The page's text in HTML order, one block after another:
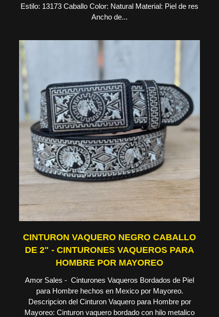
Estilo: 13173 Caballo Color: Natural Material: Piel de res
Ancho de...
CINTURON VAQUERO NEGRO CABALLO
DE 2" - CINTURONES VAQUEROS PARA
HOMBRE POR MAYOREO
Amor Sales - Cinturones Vaqueros Bordados de Piel
para Hombre hechos en Mexico por Mayoreo.
Descripcion del Cinturon Vaquero para Hombre por
Mayoreo: Cinturon vaquero bordado con hilo metalico